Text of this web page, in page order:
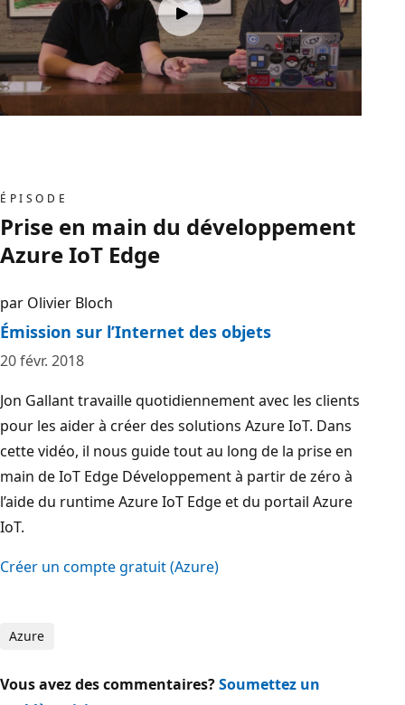
ÉPISODE
Prise en main du développement
Azure IoT Edge
par Olivier Bloch
Émission sur l’Internet des objets
20 févr. 2018
Jon Gallant travaille quotidiennement avec les clients
pour les aider à créer des solutions Azure IoT. Dans
cette vidéo, il nous guide tout au long de la prise en
main de IoT Edge Développement à partir de zéro à
l’aide du runtime Azure IoT Edge et du portail Azure
IoT.
Créer un compte gratuit (Azure)
Azure
Vous avez des commentaires?Soumettez un